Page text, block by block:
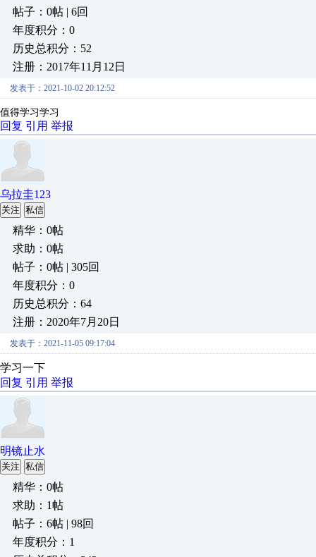
帖子：0帖 | 6回
年度积分：0
历史总积分：52
注册：2017年11月12日
发表于：2021-10-02 20:12:52
值得学习学习
回复 引用 举报
乌拉圭123
关注 私信
精华：0帖
求助：0帖
帖子：0帖 | 305回
年度积分：0
历史总积分：64
注册：2020年7月20日
发表于：2021-11-05 09:17:04
学习一下
回复 引用 举报
明镜止水
关注 私信
精华：0帖
求助：1帖
帖子：6帖 | 98回
年度积分：1